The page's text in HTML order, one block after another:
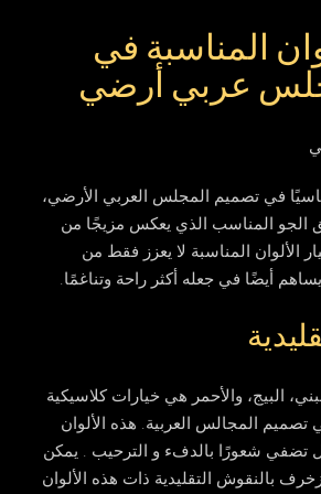
المناسبة في
عربي أرضي
في تصميم المجلس العربي الأرضي،
المناسب الذي يعكس مزيجًا من
الألوان المناسبة لا يعزز فقط من
أيضًا في جعله أكثر راحة وتناغمًا.
البيج، والأحمر هي خيارات كلاسيكية
المجالس العربية. هذه الألوان
تضفي شعورًا بالدفء و الترحيب . يمكن
بالنقوش التقليدية ذات هذه الألوان